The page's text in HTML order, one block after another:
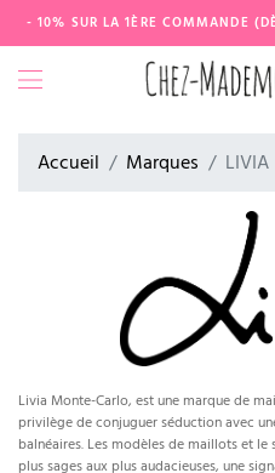
- 10% SUR LA 1ÈRE COMMANDE
Accueil Marques LIVIA
Livia Monte-Carlo, est une marque de
privilège de conjuguer séduction avec
balnéaires. Les modèles de maillots et
plus sages aux plus audacieuses, une